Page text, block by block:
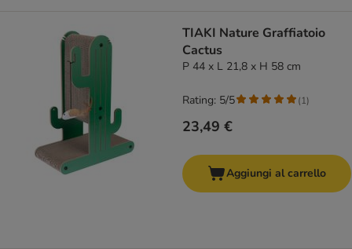
TIAKI Nature Graffiatoio
Cactus
P 44 x L 21,8 x H 58 cm
23,49 €
Rating: 5/5 (1)
Aggiungi al carrello